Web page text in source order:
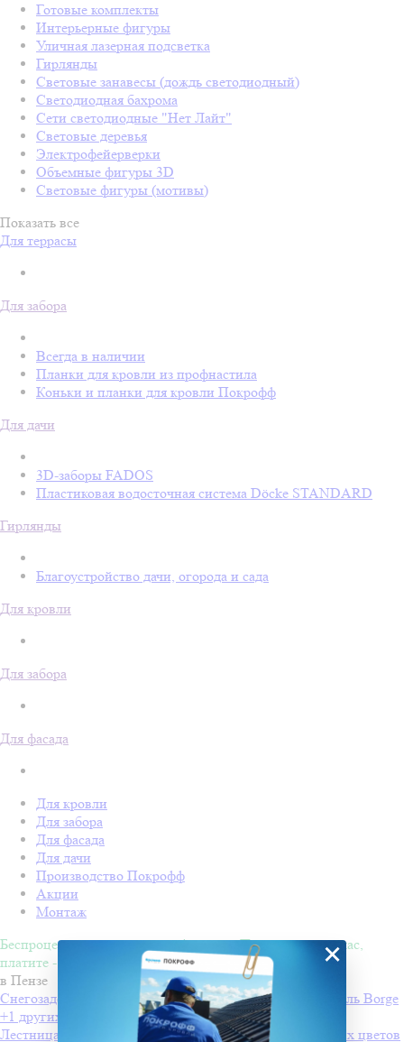
Готовые комплекты
Интерьерные фигуры
Уличная лазерная подсветка
Гирлянды
Световые занавесы (дождь светодиодный)
Светодиодная бахрома
Сети светодиодные "Нет Лайт"
Световые деревья
Электрофейерверки
Объемные фигуры 3D
Световые фигуры (мотивы)
Показать все
Для террасы
Для забора
Всегда в наличии
Планки для кровли из профнастила
Коньки и планки для кровли Покрофф
Для дачи
3D-заборы FADOS
Пластиковая водосточная система Döcke STANDARD
Гирлянды
Благоустройство дачи, огорода и сада
Для кровли
Для забора
Для фасада
Для кровли
Для забора
Для фасада
Для дачи
Производство Покрофф
Акции
Монтаж
Беспроцентная рассрочка на 4 месяца. Покупайте - сейчас,
платите - потом!
в Пензе
Снегозадержатели Вorge для профнастила Производитель Borge
+1 других цветов
Лестница стеновая 1.8 м Производитель Borge +1 других цветов
×